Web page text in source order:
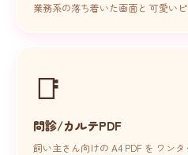
業務系の落ち着いた画面と 可愛い
📑
問診/カルテPDF
飼い主さん向けの A4 PDF を ワン